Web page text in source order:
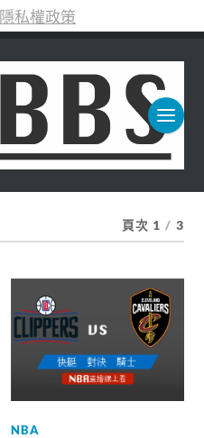
隱私權政策
頁次 1 / 3
NBA